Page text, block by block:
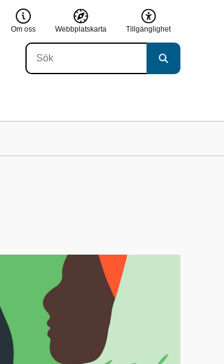
Om oss Webbplatskarta Tillgänglighet